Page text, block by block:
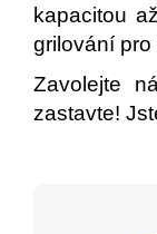
kapacitou
grilování
Zavolejte
zastavte!